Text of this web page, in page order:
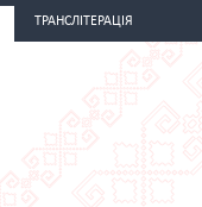
ТРАНСЛІТЕРАЦІЯ